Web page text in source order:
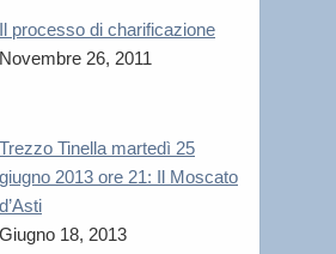
Il processo di charificazione
Novembre 26, 2011
Trezzo Tinella martedì 25
giugno 2013 ore 21: Il Moscato
d’Asti
Giugno 18, 2013